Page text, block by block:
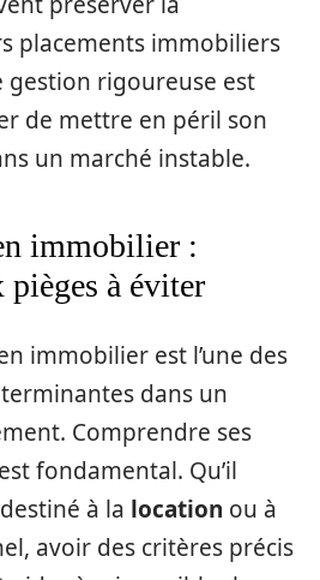
placements immobiliers
gestion rigoureuse est
de mettre en péril son
un marché instable.
immobilier :
pièges à éviter
immobilier est l’une des
dans un
Comprendre ses
fondamental. Qu’il
destiné à la location ou à
avoir des critères précis